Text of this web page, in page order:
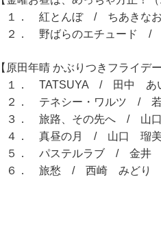
１． 紅とんぼ / ちあきな
２． 野ばらのエチュード /
【原田年晴 かぶりつきフライデ
１． TATSUYA / 田中 あ
２． テネシー・ワルツ / 若
３． 旅路、その先へ / 山
４． 真昼の月 / 山口 瑠美
５． パステルラブ / 金井
６． 旅愁 / 西崎 みどり